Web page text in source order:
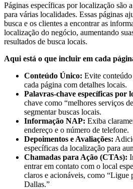
Páginas específicas por localização são
para várias localidades. Essas páginas
busca e os clientes a encontrar as
localização do negócio, aumentando
resultados de busca locais.
Aqui está o que incluir em cada
Conteúdo Único: Evite
cada página com detalhes locais.
Palavras-chave específicas por
chave como “melhores serviços
segmentar buscas locais.
Informação NAP: Exiba
endereço e o número de telefone.
Depoimentos e Avaliações:
específicas da localização para
Chamadas para Ação (CTAs):
entrar em contato com o local
claros e acionáveis, como “Ligue
Dallas.”